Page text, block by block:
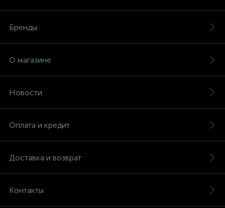
Бренды
О магазине
Новости
Оплата и кредит
Доставка и возврат
Контакты